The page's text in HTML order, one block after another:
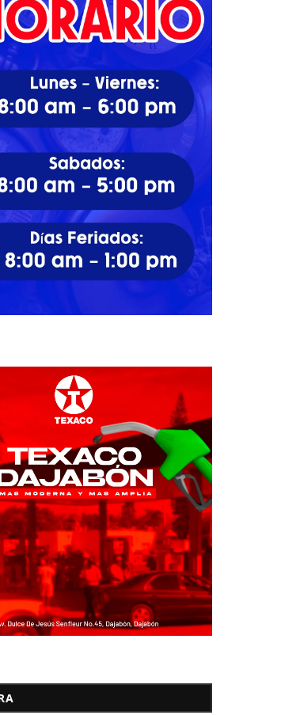
nacieron en el
2024
Pedro Soriano Martínez:
bailarín dominicano
22/04/2023